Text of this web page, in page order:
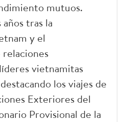
mutuos.
tras la
y el
vietnamitas
los viajes de
Exteriores del
Provisional de la